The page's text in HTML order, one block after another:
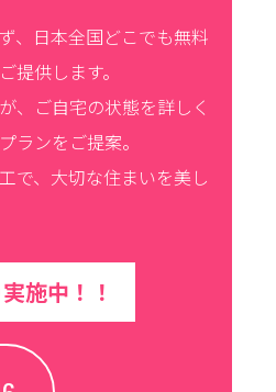
、日本全国どこでも無料
提供します。
、ご自宅の状態を詳しく
ランをご提案。
で、大切な住まいを美し
施中！！